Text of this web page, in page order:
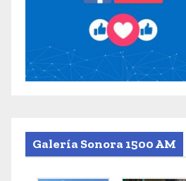
Galería Sonora 1500 AM